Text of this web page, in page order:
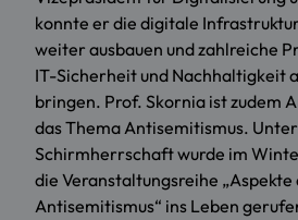
konnte er die digitale
weiter ausbauen und zahlreiche
IT-Sicherheit und Nachhaltigkeit
bringen. Prof. Skornia ist zudem
das Thema Antisemitismus.
Schirmherrschaft wurde im
die Veranstaltungsreihe „Aspekte
Antisemitismus“ ins Leben